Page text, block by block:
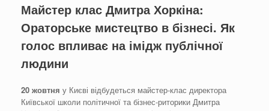
Майстер клас Дмитра Хоркіна:
Ораторське мистецтво в бізнесі. Як
голос впливає на імідж публічної
людини
20 жовтня у Києві відбудеться майстер-клас директора
Київської школи політичної та бізнес-риторики Дмитра